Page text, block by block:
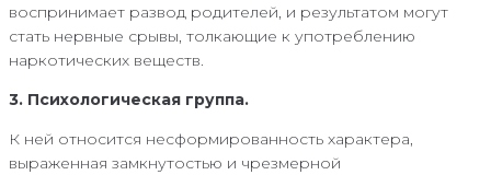
воспринимает развод родителей, и результатом могут
стать нервные срывы, толкающие к употреблению
наркотических веществ.
3. Психологическая группа.
К ней относится несформированность характера,
выраженная замкнутостью и чрезмерной